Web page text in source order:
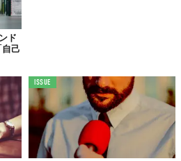
04.
トレーニングに◎
文章で読み込んだもののほうが記憶
ニュースで見たものよりも、新聞で
いのと同じ。
、筋力トレーニングのように自然と
ています。
ド
己
ISSUE